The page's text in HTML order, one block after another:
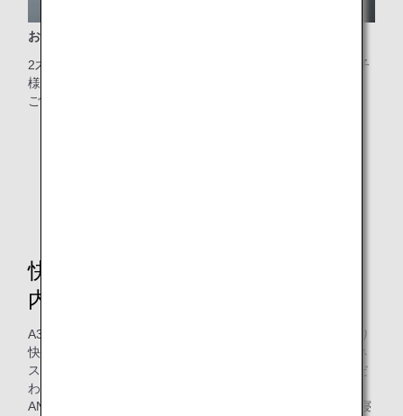
お子様向けのお食事（CHML）
2才から5才までのお子様向けのお食事です。柔らかく、お子
様でもお召し上がりになりやすいものをご提供しています。
ご希望の方は、
快適にお過ごしいただくための機
内アメニティ
A380型機「FLYING HONU」の就航に合わせて、機内でより
快適にお過ごしいただけるよう、ファーストクラスとビジネ
スクラスの機内アメニティを一新しました。天然素材にこだ
わった寝具で、快適なひとときをお過ごしください。また、
ANA COUCHiiをご利用のお客様には、カウチシート専用の寝